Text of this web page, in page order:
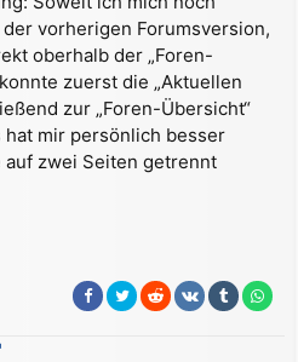
vorherigen Forumsversion,
oberhalb der „Foren-
zuerst die „Aktuellen
zur „Foren-Übersicht“
mir persönlich besser
zwei Seiten getrennt